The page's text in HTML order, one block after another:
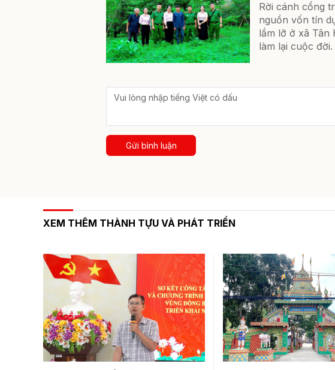
Rời cánh cổng
nguồn vốn tín
lầm lỡ ở xã Tân
làm lại cuộc đời.
Gửi bình luận
XEM THÊM THÀNH TỰU VÀ PHÁT TRIỂN